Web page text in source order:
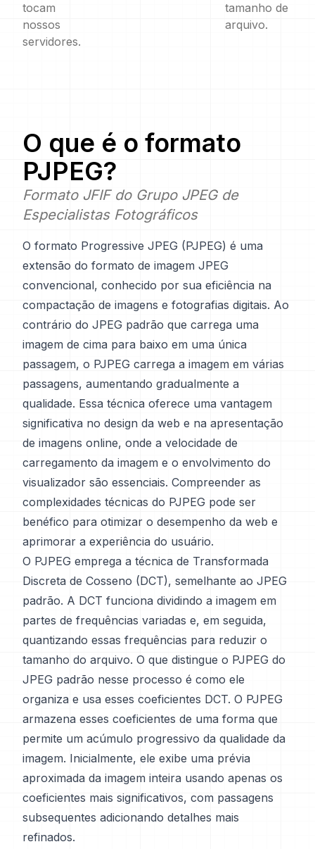
tocam
nossos
servidores.
tamanho de
arquivo.
O que é o formato
PJPEG?
Formato JFIF do Grupo JPEG de
Especialistas Fotográficos
O formato Progressive JPEG (PJPEG) é uma
extensão do formato de imagem JPEG
convencional, conhecido por sua eficiência na
compactação de imagens e fotografias digitais. Ao
contrário do JPEG padrão que carrega uma
imagem de cima para baixo em uma única
passagem, o PJPEG carrega a imagem em várias
passagens, aumentando gradualmente a
qualidade. Essa técnica oferece uma vantagem
significativa no design da web e na apresentação
de imagens online, onde a velocidade de
carregamento da imagem e o envolvimento do
visualizador são essenciais. Compreender as
complexidades técnicas do PJPEG pode ser
benéfico para otimizar o desempenho da web e
aprimorar a experiência do usuário.
O PJPEG emprega a técnica de Transformada
Discreta de Cosseno (DCT), semelhante ao JPEG
padrão. A DCT funciona dividindo a imagem em
partes de frequências variadas e, em seguida,
quantizando essas frequências para reduzir o
tamanho do arquivo. O que distingue o PJPEG do
JPEG padrão nesse processo é como ele
organiza e usa esses coeficientes DCT. O PJPEG
armazena esses coeficientes de uma forma que
permite um acúmulo progressivo da qualidade da
imagem. Inicialmente, ele exibe uma prévia
aproximada da imagem inteira usando apenas os
coeficientes mais significativos, com passagens
subsequentes adicionando detalhes mais
refinados.